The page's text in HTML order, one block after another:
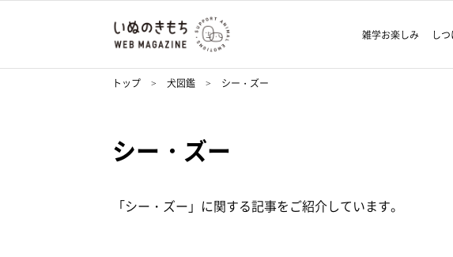
雑学お楽しみ し
トップ 犬図鑑 シー・ズー
シー・ズー
「シー・ズー」に関する記事をご紹介しています。